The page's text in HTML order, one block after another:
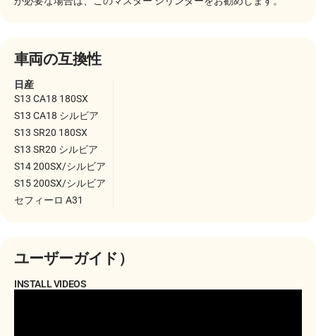
車両の互換性
日産
S13 CA18 180SX
S13 CA18 シルビア
S13 SR20 180SX
S13 SR20 シルビア
S14 200SX/シルビア
S15 200SX/シルビア
セフィーロ A31
ユーザーガイド）
INSTALL VIDEOS